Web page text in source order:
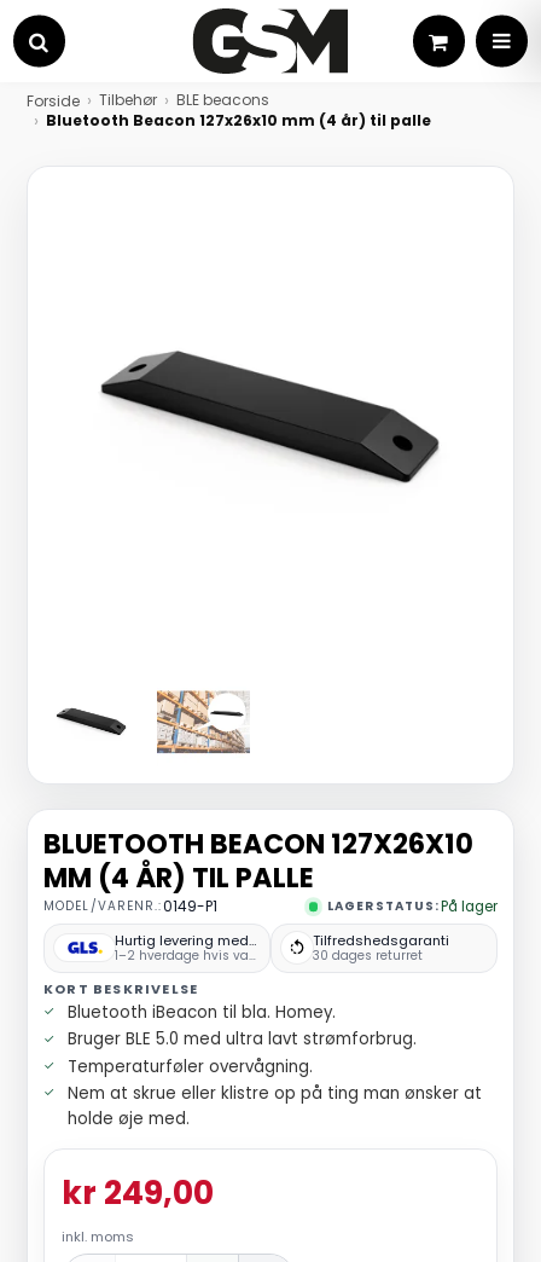
Søg
Kurv
Forside Tilbehør
BLE beacons
Bluetooth Beacon 127x26x10 mm (4 år) til palle
BLUETOOTH BEACON 127X26X10
MM (4 ÅR) TIL PALLE
MODEL/VARENR.:0149-P1 LAGERSTATUS:På lager
Hurtig levering med GLS
1–2 hverdage hvis varen er på lager
Tilfredshedsgaranti
30 dages returret
KORT BESKRIVELSE
Bluetooth iBeacon til bla. Homey.
Bruger BLE 5.0 med ultra lavt strømforbrug.
Temperaturføler overvågning.
Nem at skrue eller klistre op på ting man ønsker at
holde øje med.
kr 249,00
inkl. moms